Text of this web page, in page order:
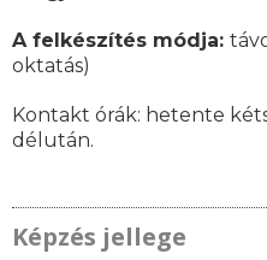
A felkészítés módja:
oktatás)
Kontakt órák: hetente
délután.
Képzés jellege